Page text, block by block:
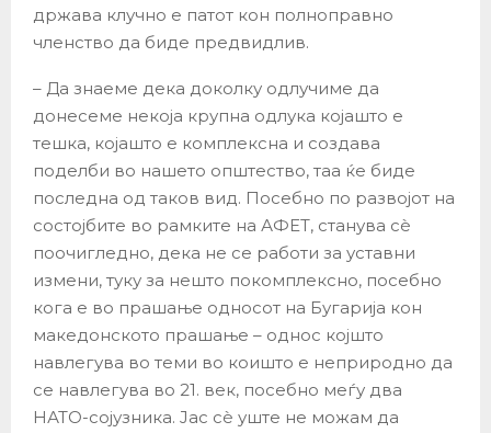
држава клучно е патот кон полноправно
членство да биде предвидлив.
– Да знаеме дека доколку одлучиме да
донесеме некоја крупна одлука којашто е
тешка, којашто е комплексна и создава
поделби во нашето општество, таа ќе биде
последна од таков вид. Посебно по развојот на
состојбите во рамките на АФЕТ, станува сè
поочигледно, дека не се работи за уставни
измени, туку за нешто покомплексно, посебно
кога е во прашање односот на Бугарија кон
македонското прашање – однос којшто
навлегува во теми во коишто е неприродно да
се навлегува во 21. век, посебно меѓу два
НАТО-сојузника. Јас сè уште не можам да